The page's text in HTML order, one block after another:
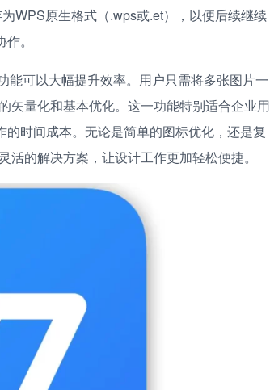
WPS原生格式（.wps或.et），以便后续继续
。
能可以大幅提升效率。用户只需将多张图片一
矢量化和基本优化。这一功能特别适合企业用
时间成本。无论是简单的图标优化，还是复
的解决方案，让设计工作更加轻松便捷。